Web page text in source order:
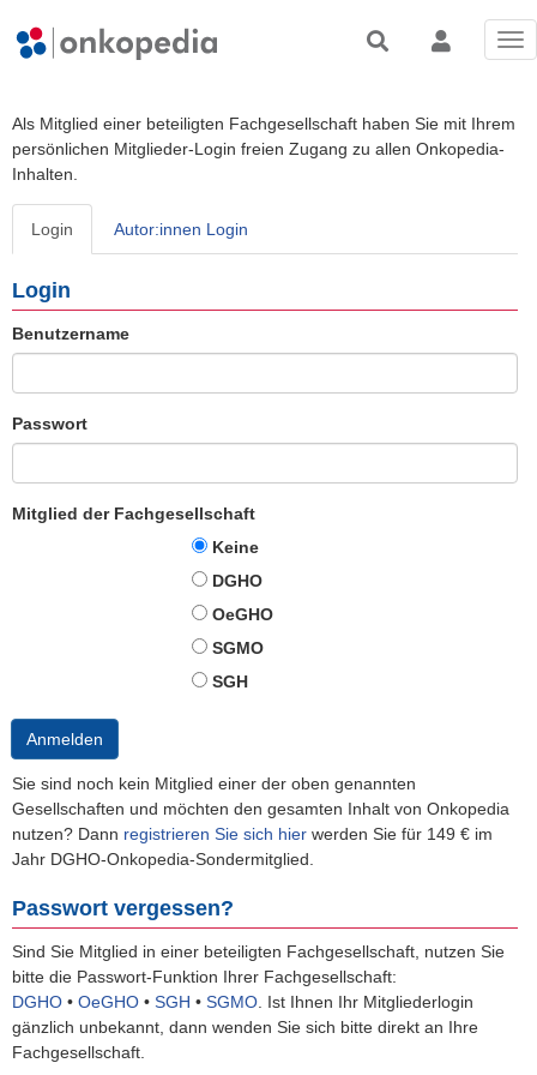
Als Mitglied einer beteiligten Fachgesellschaft haben Sie mit Ihrem
persönlichen Mitglieder-Login freien Zugang zu allen Onkopedia-
Inhalten.
Login Autor:innen Login
Login
Benutzername
Passwort
Mitglied der Fachgesellschaft
Keine
DGHO
OeGHO
SGMO
SGH
Anmelden
Sie sind noch kein Mitglied einer der oben genannten
Gesellschaften und möchten den gesamten Inhalt von Onkopedia
nutzen? Dann registrieren Sie sich hier werden Sie für 149 € im
Jahr DGHO-Onkopedia-Sondermitglied.
Passwort vergessen?
Sind Sie Mitglied in einer beteiligten Fachgesellschaft, nutzen Sie
bitte die Passwort-Funktion Ihrer Fachgesellschaft:
DGHO • OeGHO • SGH • SGMO Ist Ihnen Ihr Mitgliederlogin
gänzlich unbekannt, dann wenden Sie sich bitte direkt an Ihre
Fachgesellschaft.